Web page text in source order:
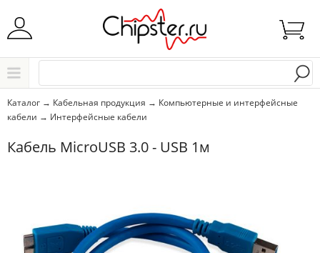
Начните водить название города..
Выбрать
Каталог → Кабельная продукция → Компьютерные и интерфейсные
кабели → Интерфейсные кабели
Кабель MicroUSB 3.0 - USB 1м